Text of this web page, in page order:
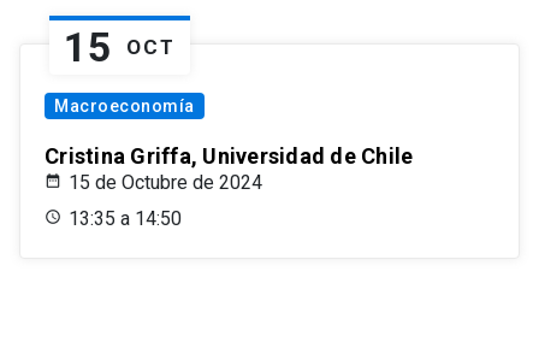
15 OCT
Macroeconomía
Cristina Griffa, Universidad de Chile
15 de Octubre de 2024
13:35 a 14:50